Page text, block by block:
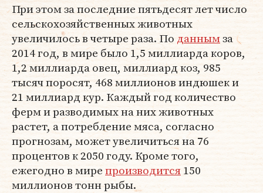
При этом за последние пятьдесят лет число
сельскохозяйственных животных
увеличилось в четыре раза. По даннымза
2014 год, в мире было 1,5 миллиарда коров,
1,2 миллиарда овец, миллиард коз, 985
тысяч поросят, 468 миллионов индюшек и
21 миллиард кур. Каждый год количество
ферм и разводимых на них животных
растет, а потребление мяса, согласно
прогнозам, может увеличиться на 76
процентов к 2050 году. Кроме того,
ежегодно в мирепроизводится150
миллионов тонн рыбы.